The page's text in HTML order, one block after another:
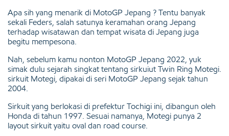
Apa sih yang menarik di MotoGP Jepang ? Tentu banyak
sekali Feders, salah satunya keramahan orang Jepang
terhadap wisatawan dan tempat wisata di Jepang juga
begitu mempesona.
Nah, sebelum kamu nonton MotoGP Jepang 2022, yuk
simak dulu sejarah singkat tentang sirkuiut Twin Ring Motegi.
sirkuit Motegi, dipakai di seri MotoGP Jepang sejak tahun
2004.
Sirkuit yang berlokasi di prefektur Tochigi ini, dibangun oleh
Honda di tahun 1997. Sesuai namanya, Motegi punya 2
layout sirkuit yaitu oval dan road course.